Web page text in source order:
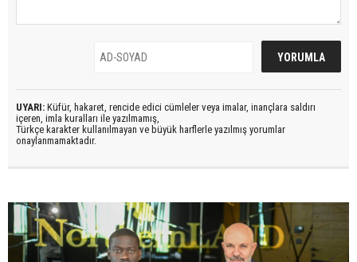
UYARI: Küfür, hakaret, rencide edici cümleler veya imalar, inançlara saldırı
içeren, imla kuralları ile yazılmamış,
Türkçe karakter kullanılmayan ve büyük harflerle yazılmış yorumlar
onaylanmamaktadır.